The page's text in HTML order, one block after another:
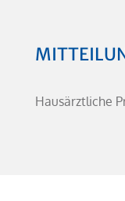
Hausärztliche